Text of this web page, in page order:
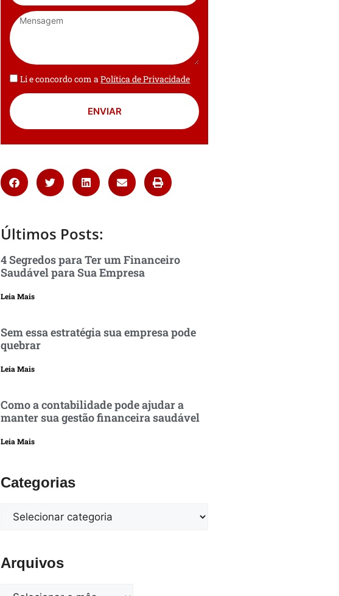
Li e concordo com aPolítica de Privacidade
ENVIAR
Últimos Posts:
4 Segredos para Ter um Financeiro
Saudável para Sua Empresa
Leia Mais
Sem essa estratégia sua empresa pode
quebrar
Leia Mais
Como a contabilidade pode ajudar a
manter sua gestão financeira saudável
Leia Mais
Categorias
Arquivos